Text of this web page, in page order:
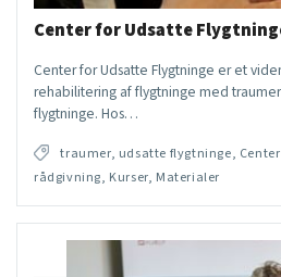
Center for Udsatte
Center for Udsatte Flygtninge er et
rehabilitering af flygtninge med
flygtninge. Hos…
traumer, udsatte flygtninge,
rådgivning, Kurser, Materialer